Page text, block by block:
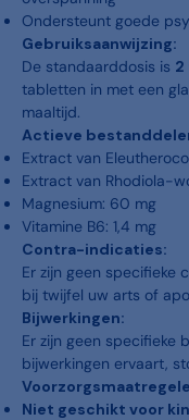
Ondersteunt goede
Gebruiksaanwijzing:
De standaarddosis is
tabletten in met een
maaltijd.
Actieve
Extract van
Extract van Rhodiola-
Magnesium: 60 mg
Vitamine B6: 1,4 mg
Contra-indicaties:
Er zijn geen specifieke
bij twijfel uw arts of
Bijwerkingen:
Er zijn geen specifieke
bijwerkingen ervaart,
Niet geschikt voor